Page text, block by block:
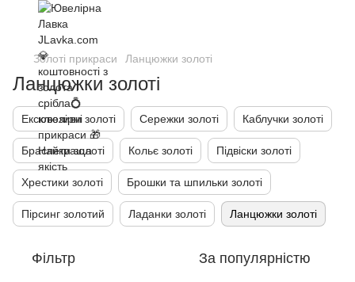
Золоті прикраси Ланцюжки золоті
Ланцюжки золоті
Ексклюзиви золоті Сережки золоті Каблучки золоті
Браслети золоті Кольє золоті Підвіски золоті
Хрестики золоті Брошки та шпильки золоті
Пірсинг золотий Ладанки золоті Ланцюжки золоті
Фільтр За популярністю